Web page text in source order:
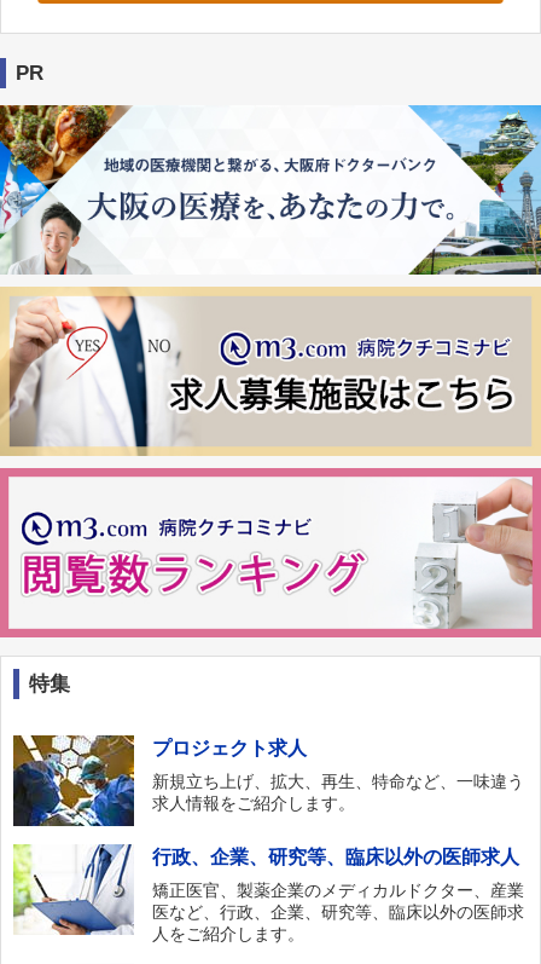
PR
特集
プロジェクト求人
新規立ち上げ、拡大、再生、特命など、一味違う
求人情報をご紹介します。
行政、企業、研究等、臨床以外の医師求人
矯正医官、製薬企業のメディカルドクター、産業
医など、行政、企業、研究等、臨床以外の医師求
人をご紹介します。